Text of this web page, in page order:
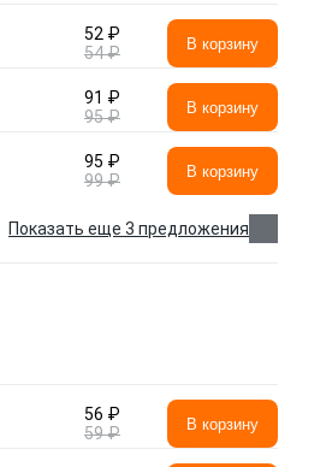
52 ₽
54 ₽
В корзину
91 ₽
95 ₽
В корзину
95 ₽
99 ₽
В корзину
Показать еще 3 предложения
56 ₽
59 ₽
В корзину